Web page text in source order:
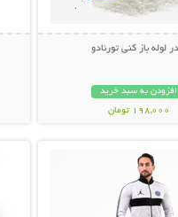
لوله باز کنی تورنادو
افزودن به سبد خرید
198,000 تومان